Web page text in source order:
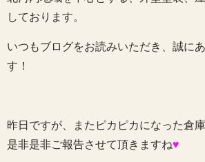
しております。
いつもブログをお読みいただき、誠に
す！
昨日ですが、またピカピカになった倉
是非是非ご報告させて頂きますね♥